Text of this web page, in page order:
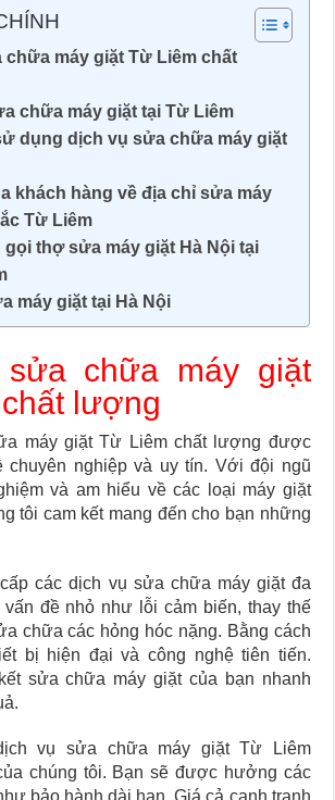
chữa máy giặt Từ Liêm chất
chữa máy giặt tại Từ Liêm
dụng dịch vụ sửa chữa máy giặt
khách hàng về địa chỉ sửa máy
Từ Liêm
gọi thợ sửa máy giặt Hà Nội tại
máy giặt tại Hà Nội
chữa máy giặt
lượng
máy giặt Từ Liêm chất lượng được
chuyên nghiệp và uy tín. Với đội ngũ
và am hiểu về các loại máy giặt
tôi cam kết mang đến cho bạn những
các dịch vụ sửa chữa máy giặt đa
đề nhỏ như lỗi cảm biến, thay thế
chữa các hỏng hóc nặng. Bằng cách
bị hiện đại và công nghệ tiên tiến.
sửa chữa máy giặt của bạn nhanh
vụ sửa chữa máy giặt Từ Liêm
chúng tôi. Bạn sẽ được hưởng các
bảo hành dài hạn. Giá cả cạnh tranh